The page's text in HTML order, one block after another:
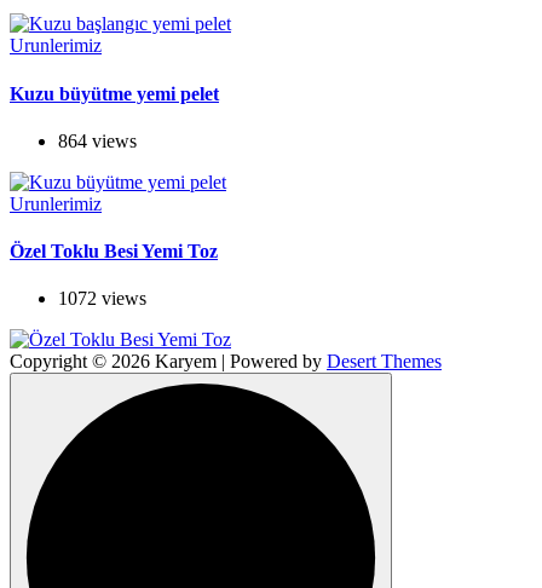
Urunlerimiz
Kuzu büyütme yemi pelet
864 views
Urunlerimiz
Özel Toklu Besi Yemi Toz
1072 views
Copyright © 2026 Karyem | Powered by Desert Themes